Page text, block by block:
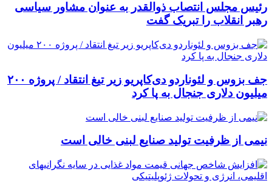
رئیس مجلس انتصاب ذوالقدر به عنوان مشاور سیاسی
رهبر انقلاب را تبریک گفت
جف بزوس و لئوناردو دی‌کاپریو زیر تیغ انتقاد / پروژه ۲۰۰
میلیون دلاری جنجال به پا کرد
نیمی از ظرفیت تولید صنایع لبنی خالی است